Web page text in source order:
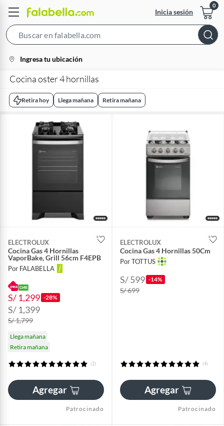
Inicia sesión
Bar
location-
icon
Ingresa tu ubicación
Cocina oster 4 hornillas
Retira hoy Llega mañana Retira mañana
ELECTROLUX
Cocina Gas 4 Hornillas
VaporBake, Grill 56cm F4EPB
Por FALABELLA
S/ 1,299 -28%
S/ 1,399
S/ 1,799
Llega mañana
Retira mañana
(2)
Agregar
Patrocinado
ELECTROLUX
Cocina Gas 4 Hornillas 50Cm
Por TOTTUS
S/ 599 -14%
S/ 699
(4)
Agregar
Patrocinado